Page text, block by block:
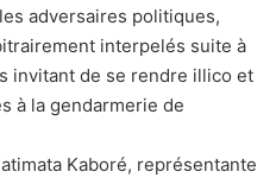
adversaires politiques,
interpelés suite à
invitant de se rendre illico et
à la gendarmerie de
Kaboré, représentante